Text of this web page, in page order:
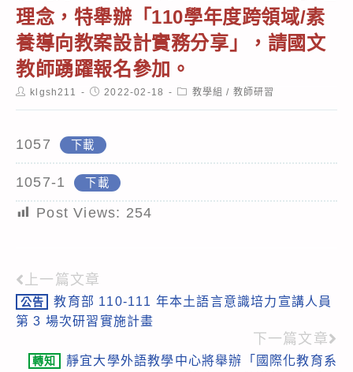
理念，特舉辦「110學年度跨領域/素
養導向教案設計實務分享」，請國文
教師踴躍報名參加。
Postklgsh211
Post2022-02-18
Post教學組 / 教師研習
1057 下載
1057-1 下載
Post Views: 254
Read
more
上一篇文章
公告
教育部 110-111 年本土語言意識培力宣講人員
第 3 場次研習實施計畫
下一篇文章
轉知
靜宜大學外語教學中心將舉辦「國際化教育系